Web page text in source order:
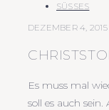
SÜSSES
DEZEMBER 4, 2015
Es muss mal
soll es auch sein.